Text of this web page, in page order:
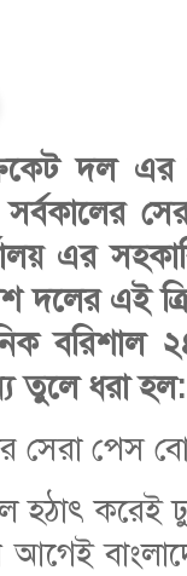
দল
এর
দলের এই
বরিশাল
তুলে ধরা হল:
সেরা পেস
হঠাৎ